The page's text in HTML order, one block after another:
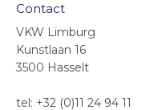
Contact
VKW Limburg
Kunstlaan 16
3500 Hasselt
tel: +32 (0)11 24 94 11